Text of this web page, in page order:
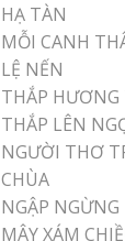
HẠ TÀN
MỖI CANH
LỆ NẾN
THẮP
THẮP LÊN
NGƯỜI THƠ
CHÙA
NGẬP NGỪNG
MÂY XÁM